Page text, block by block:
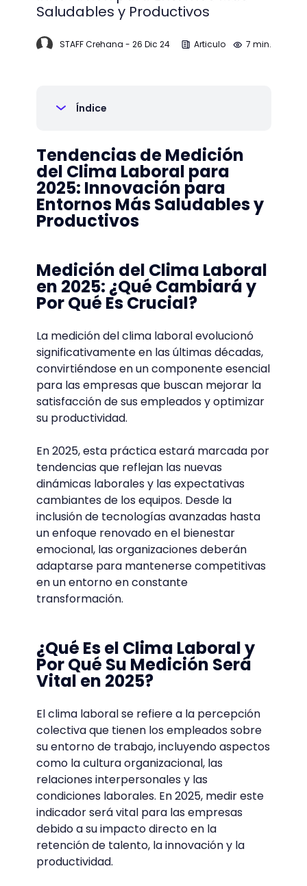
Saludables y Productivos
STAFF Crehana - 26 Dic 24 Articulo 7 min.
Índice
Tendencias de Medición
del Clima Laboral para
2025: Innovación para
Entornos Más Saludables y
Productivos
Medición del Clima Laboral
en 2025: ¿Qué Cambiará y
Por Qué Es Crucial?
La medición del clima laboral evolucionó
significativamente en las últimas décadas,
convirtiéndose en un componente esencial
para las empresas que buscan mejorar la
satisfacción de sus empleados y optimizar
su productividad.
En 2025, esta práctica estará marcada por
tendencias que reflejan las nuevas
dinámicas laborales y las expectativas
cambiantes de los equipos. Desde la
inclusión de tecnologías avanzadas hasta
un enfoque renovado en el bienestar
emocional, las organizaciones deberán
adaptarse para mantenerse competitivas
en un entorno en constante
transformación.
¿Qué Es el Clima Laboral y
Por Qué Su Medición Será
Vital en 2025?
El clima laboral se refiere a la percepción
colectiva que tienen los empleados sobre
su entorno de trabajo, incluyendo aspectos
como la cultura organizacional, las
relaciones interpersonales y las
condiciones laborales. En 2025, medir este
indicador será vital para las empresas
debido a su impacto directo en la
retención de talento, la innovación y la
productividad.